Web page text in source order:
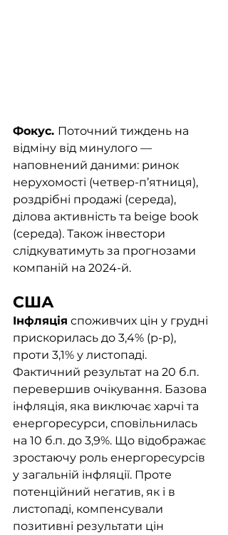
Фокус. Поточний тиждень на
відміну від минулого —
наповнений даними: ринок
нерухомості (четвер-п’ятниця),
роздрібні продажі (середа),
ділова активність та beige book
(середа). Також інвестори
слідкуватимуть за прогнозами
компаній на 2024-й.
США
Інфляція споживчих цін у грудні
прискорилась до 3,4% (р-р),
проти 3,1% у листопаді.
Фактичний результат на 20 б.п.
перевершив очікування. Базова
інфляція, яка виключає харчі та
енергоресурси, сповільнилась
на 10 б.п. до 3,9%. Що відображає
зростаючу роль енергоресурсів
у загальній інфляції. Проте
потенційний негатив, як і в
листопаді, компенсували
позитивні результати цін